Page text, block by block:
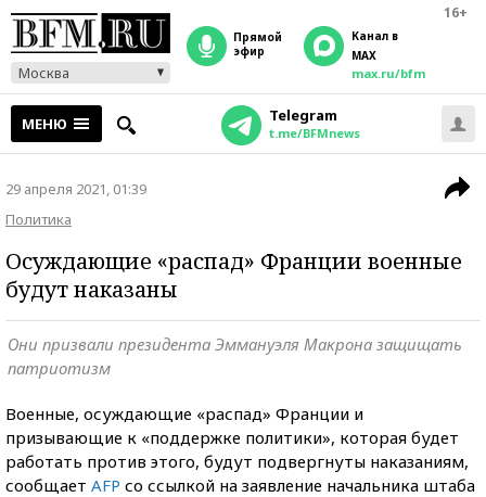
16+
Москва
прямой
эфир
Канал в
MAX
max.ru/bfm
МЕНЮ Telegram
t.me/BFMnews
29 апреля 2021, 01:39
Политика
Осуждающие «распад» Франции военные
будут наказаны
Они призвали президента Эммануэля Макрона защищать
патриотизм
Военные, осуждающие «распад» Франции и
призывающие к «поддержке политики», которая будет
работать против этого, будут подвергнуты наказаниям,
сообщает AFP со ссылкой на заявление начальника штаба